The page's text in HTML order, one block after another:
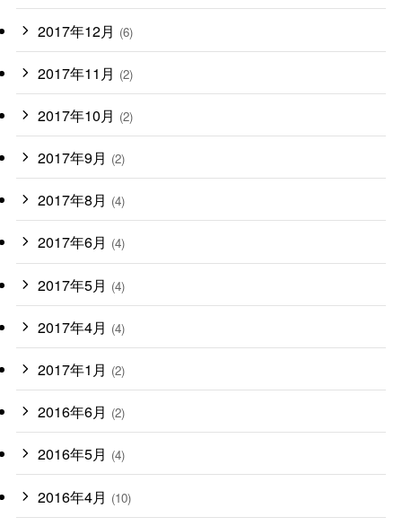
2017年12月 (6)
2017年11月 (2)
2017年10月 (2)
2017年9月 (2)
2017年8月 (4)
2017年6月 (4)
2017年5月 (4)
2017年4月 (4)
2017年1月 (2)
2016年6月 (2)
2016年5月 (4)
2016年4月 (10)